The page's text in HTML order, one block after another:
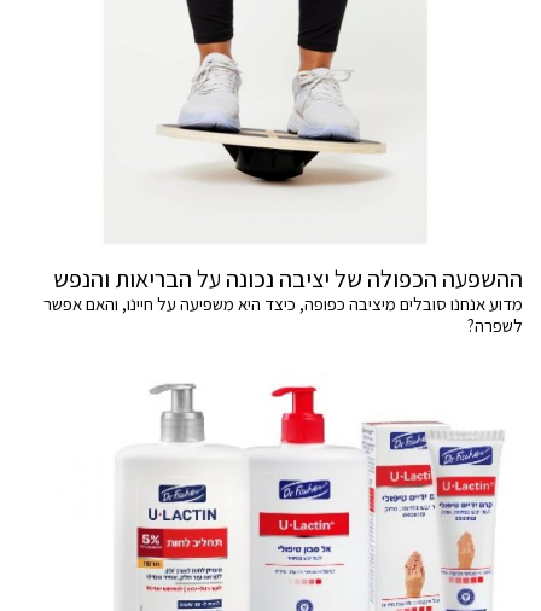
ההשפעה הכפולה של יציבה נכונה על הבריאות והנפש
מדוע אנחנו סובלים מיציבה כפופה, כיצד היא משפיעה על חיינו, והאם אפשר
לשפרה?